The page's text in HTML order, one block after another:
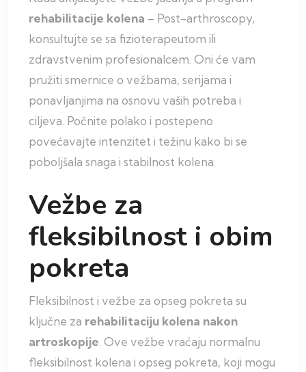
rehabilitacije kolena – Post-arthroscopy,
konsultujte se sa fizioterapeutom ili
zdravstvenim profesionalcem. Oni će vam
pružiti smernice o vežbama, serijama i
ponavljanjima na osnovu vaših potreba i
ciljeva. Počnite polako i postepeno
povećavajte intenzitet i težinu kako bi se
poboljšala snaga i stabilnost kolena.
Vežbe za
fleksibilnost i obim
pokreta
Fleksibilnost i vežbe za opseg pokreta su
ključne za rehabilitaciju kolena nakon
artroskopije . Ove vežbe vraćaju normalnu
fleksibilnost kolena i opseg pokreta, koji mogu